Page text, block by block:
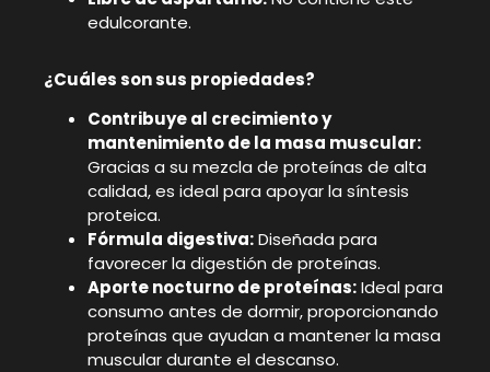
edulcorante.
¿Cuáles son sus propiedades?
Contribuye al crecimiento y
mantenimiento de la masa muscular:
Gracias a su mezcla de proteínas de alta
calidad, es ideal para apoyar la síntesis
proteica.
Fórmula digestiva:Diseñada para
favorecer la digestión de proteínas.
Aporte nocturno de proteínas:Ideal para
consumo antes de dormir, proporcionando
proteínas que ayudan a mantener la masa
muscular durante el descanso.